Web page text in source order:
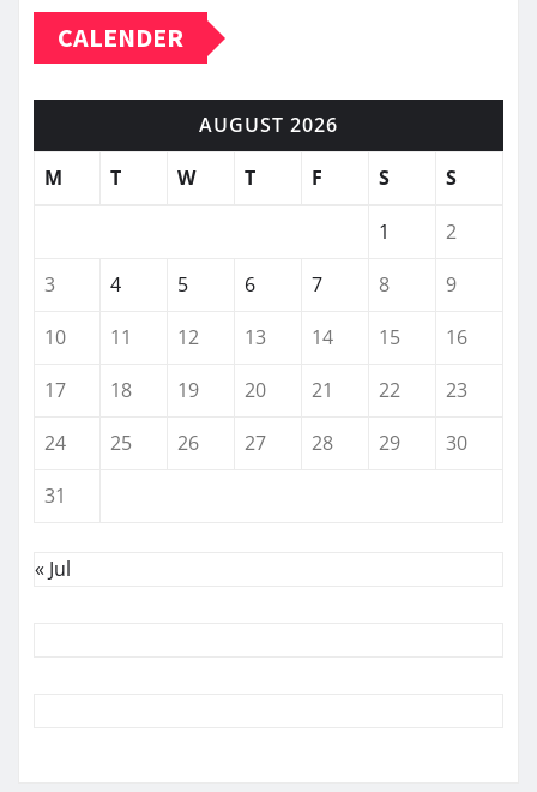
CALENDER
AUGUST 2026
M
T W T F S S
1
2
3
4 5 6 7 8
9
10
11 12 13 14 15
16
17
18 19 20 21 22
23
24
25 26 27 28 29
30
31
« Jul